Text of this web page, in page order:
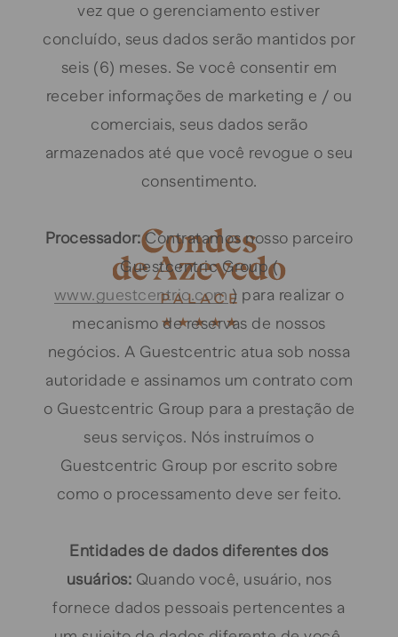
vez que o gerenciamento estiver
concluído, seus dados serão mantidos por
seis (6) meses. Se você consentir em
receber informações de marketing e / ou
comerciais, seus dados serão
armazenados até que você revogue o seu
consentimento.
Processador:Contratamos nosso parceiro
Guestcentric Group (
www.guestcentric.com) para realizar o
mecanismo de reservas de nossos
negócios. A Guestcentric atua sob nossa
autoridade e assinamos um contrato com
o Guestcentric Group para a prestação de
seus serviços. Nós instruímos o
Guestcentric Group por escrito sobre
como o processamento deve ser feito.
Entidades de dados diferentes dos
usuários: Quando você, usuário, nos
fornece dados pessoais pertencentes a